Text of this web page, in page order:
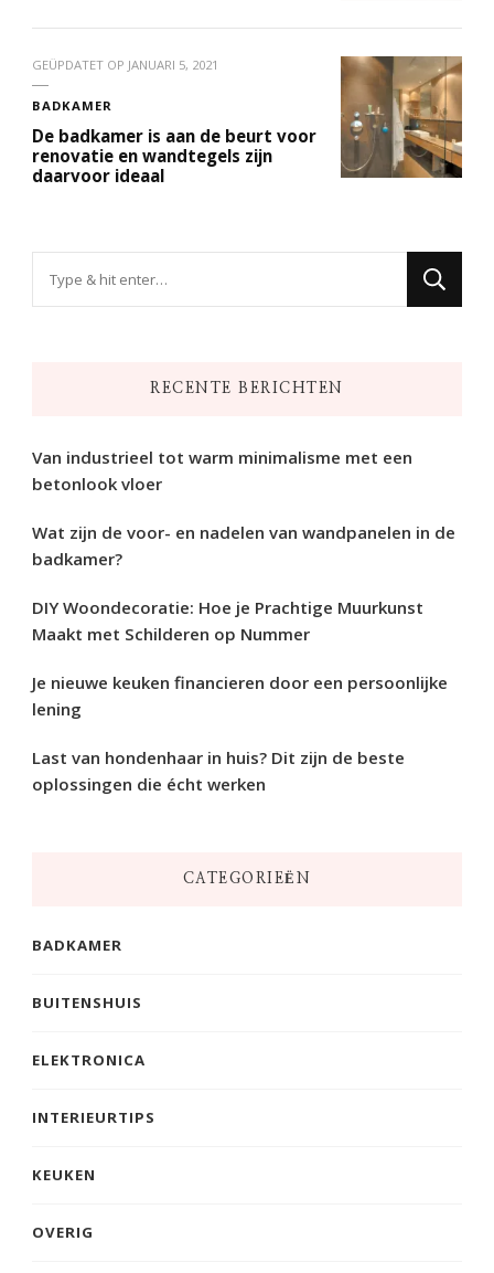
GEÜPDATET OP JANUARI 5, 2021
BADKAMER
De badkamer is aan de beurt voor
renovatie en wandtegels zijn
daarvoor ideaal
RECENTE BERICHTEN
Van industrieel tot warm minimalisme met een
betonlook vloer
Wat zijn de voor- en nadelen van wandpanelen in de
badkamer?
DIY Woondecoratie: Hoe je Prachtige Muurkunst
Maakt met Schilderen op Nummer
Je nieuwe keuken financieren door een persoonlijke
lening
Last van hondenhaar in huis? Dit zijn de beste
oplossingen die écht werken
CATEGORIEËN
BADKAMER
BUITENSHUIS
ELEKTRONICA
INTERIEURTIPS
KEUKEN
OVERIG